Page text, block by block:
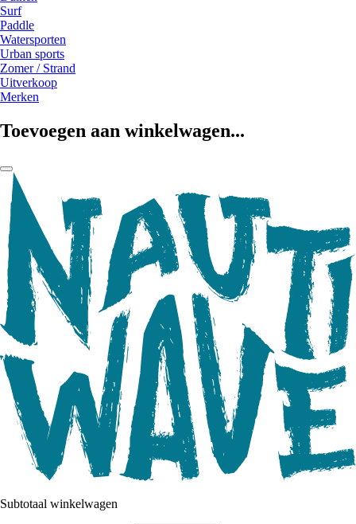
Surf
Paddle
Watersporten
Urban sports
Zomer / Strand
Uitverkoop
Merken
Toevoegen aan winkelwagen...
Subtotaal winkelwagen